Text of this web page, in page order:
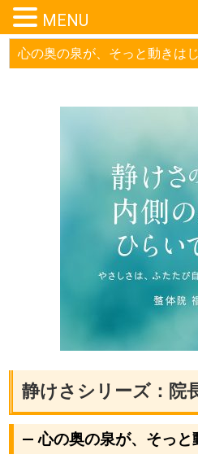
心の奥の泉が、そっと動きは
静けさシリーズ：院
― 心の奥の泉が、そっ
MENU